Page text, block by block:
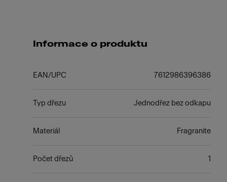
Informace o produktu
EAN/UPC 7612986396386
Typ dřezu Jednodřez bez odkapu
Materiál Fragranite
Počet dřezů 1